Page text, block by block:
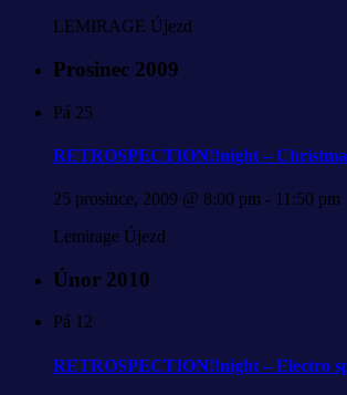
LEMIRAGE Újezd
Prosinec 2009
Pá 25
RETROSPECTION!!night –
25 prosince, 2009 @ 8:00 pm - 11:50 pm
Lemirage Újezd
Únor 2010
Pá 12
RETROSPECTION!!night – Electro